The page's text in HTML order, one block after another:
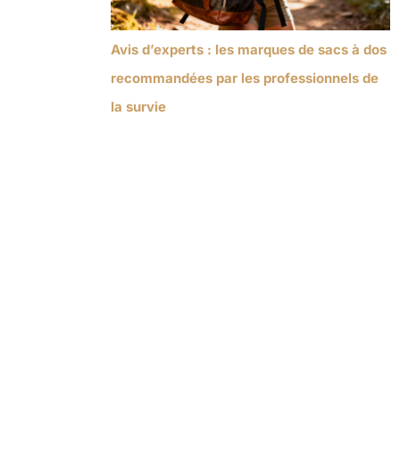
Avis d’experts : les marques de sacs à dos
recommandées par les professionnels de
la survie